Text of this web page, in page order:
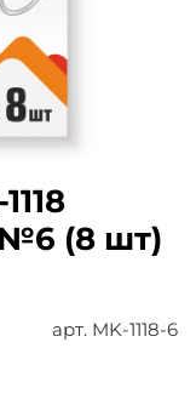
арт. MK-1118-6
(8 шт)